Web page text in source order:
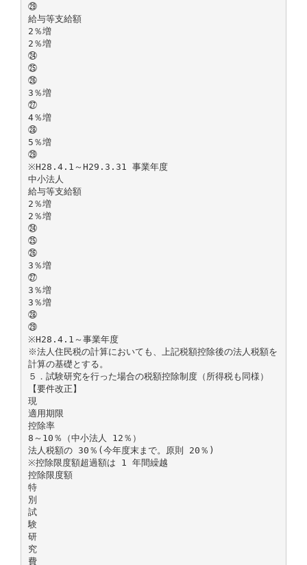
㉙
給与等支給額
2％増
2％増
㉔
㉕
㉖
3％増
㉗
4％増
㉘
5％増
㉙
※H28.4.1～H29.3.31 事業年度
中小法人
給与等支給額
2％増
2％増
㉔
㉕
㉖
3％増
㉗
3％増
3％増
㉘
㉙
※H28.4.1～事業年度
※法人住民税の計算においても、上記税額控除後の法人税額を
計算の基礎とする。
５．試験研究を行った場合の税額控除制度（所得税も同様）
【要件改正】
現
適用期限
控除率
8～10％（中小法人 12％）
法人税額の 30％(今年度末まで。原則 20％)
※控除限度額超過額は 1 年間繰越
控除限度額
特
別
試
験
研
究
費